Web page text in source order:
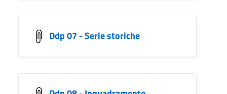
Ddp 07 - Serie storiche